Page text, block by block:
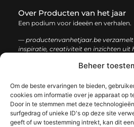
Beheer
Om de beste ervaringen te bieden,
cookies om informatie over je apparaat op
Door in te stemmen met deze
surfgedrag of unieke ID's op deze site
geeft of uw toestemming intrekt, kan dit
Over Producten van het jaar
Een podium voor ideeën en verhalen.
— productenvanhetjaar.be verzamelt
inspiratie, creativiteit en inzichten uit
Onze
informatie
Bericht categorie